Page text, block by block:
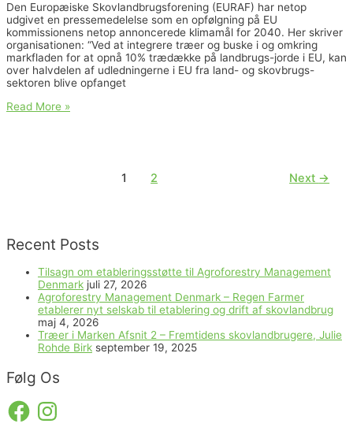
Den Europæiske Skovlandbrugsforening (EURAF) har netop
udgivet en pressemedelelse som en opfølgning på EU
kommissionens netop annoncerede klimamål for 2040. Her skriver
organisationen: “Ved at integrere træer og buske i og omkring
markfladen for at opnå 10% trædække på landbrugs-jorde i EU, kan
over halvdelen af udledningerne i EU fra land- og skovbrugs-
sektoren blive opfanget
EURAF:
Read More »
1 2 Next →
Recent Posts
Tilsagn om etableringsstøtte til Agroforestry Management
Denmark juli 27, 2026
Agroforestry Management Denmark – Regen Farmer
etablerer nyt selskab til etablering og drift af skovlandbrug
maj 4, 2026
Træer i Marken Afsnit 2 – Fremtidens skovlandbrugere, Julie
Rohde Birk september 19, 2025
Følg Os
FacebookInstagram